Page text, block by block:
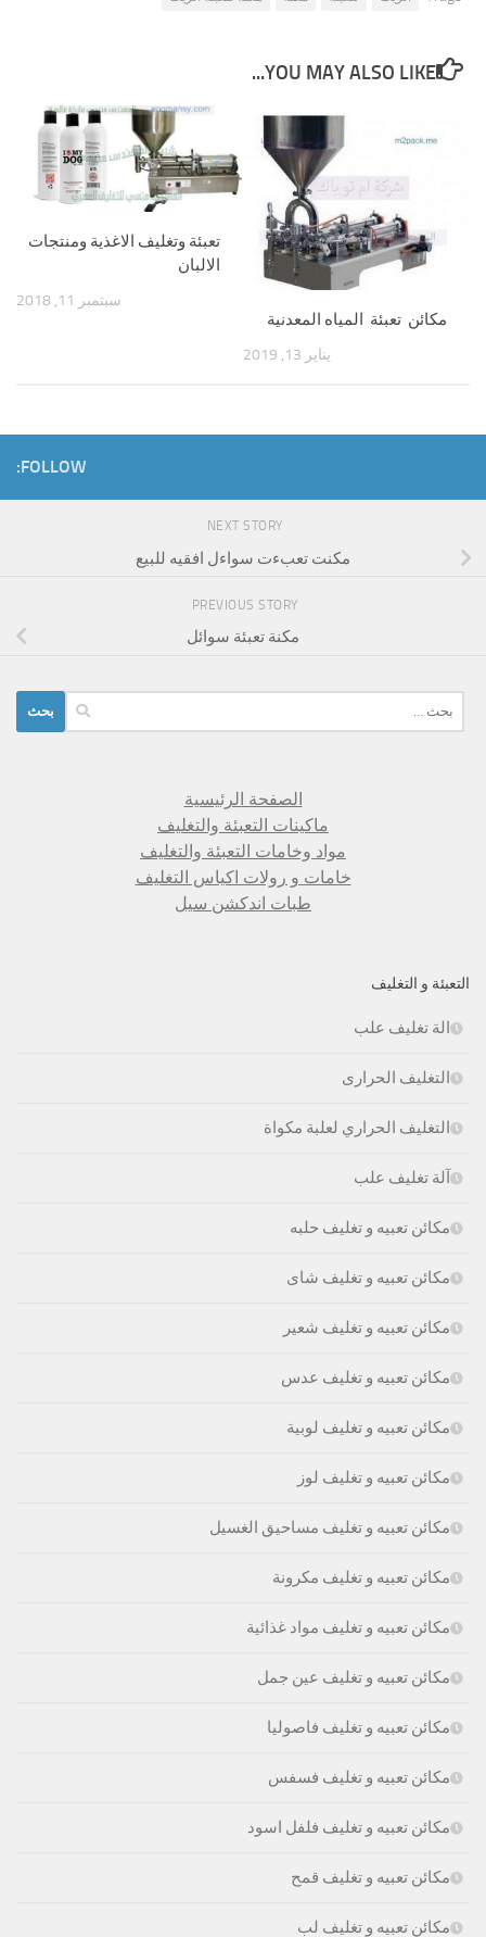
YOU MAY ALSO LIKE...
تعبئة وتغليف الاغذية ومنتجات
الالبان
سبتمبر 11, 2018
مكائن تعبئة المياه المعدنية
يناير 13, 2019
FOLLOW:
NEXT STORY
مكنت تعبءت سواءل افقيه للبيع
PREVIOUS STORY
مكنة تعبئة سوائل
عن:
الصفحة الرئيسية
ماكينات التعبئة والتغليف
مواد وخامات التعبئة والتغليف
خامات و رولات اكياس التغليف
طبات اندكشن سيل
التعبئة و التغليف
الة تغليف علب
التغليف الحرارى
التغليف الحراري لعلبة مكواة
آلة تغليف علب
مكائن تعبيه و تغليف حلبه
مكائن تعبيه و تغليف شاى
مكائن تعبيه و تغليف شعير
مكائن تعبيه و تغليف عدس
مكائن تعبيه و تغليف لوبية
مكائن تعبيه و تغليف لوز
مكائن تعبيه و تغليف مساحيق الغسيل
مكائن تعبيه و تغليف مكرونة
مكائن تعبيه و تغليف مواد غذائية
مكائن تعبيه و تغليف عين جمل
مكائن تعبيه و تغليف فاصوليا
مكائن تعبيه و تغليف فسفس
مكائن تعبيه و تغليف فلفل اسود
مكائن تعبيه و تغليف قمح
مكائن تعبيه و تغليف لب